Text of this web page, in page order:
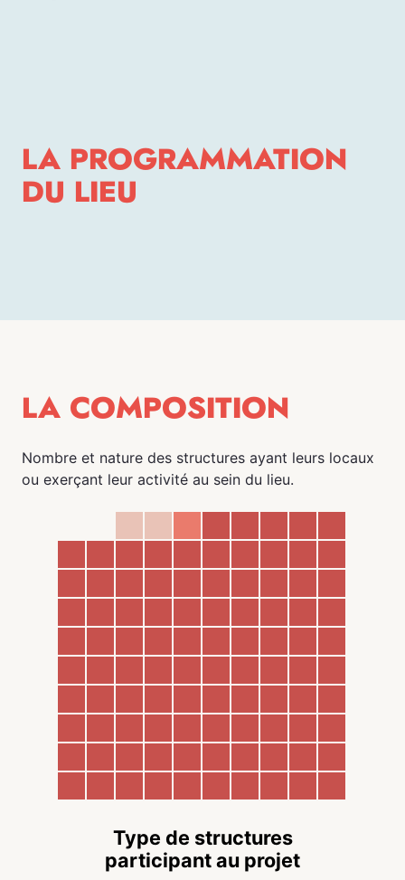
LA PROGRAMMATION
DU LIEU
LA COMPOSITION
Nombre et nature des structures ayant leurs locaux
ou exerçant leur activité au sein du lieu.
Type de structures
participant au projet